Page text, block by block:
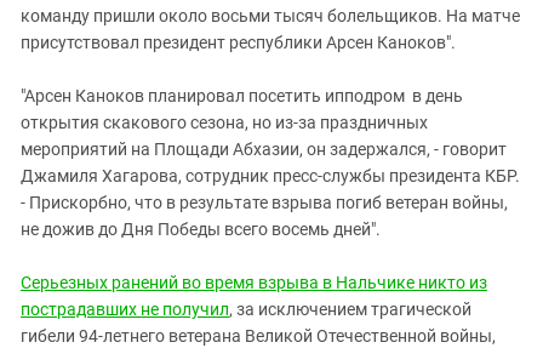
команду пришли около восьми тысяч болельщиков. На матче
присутствовал президент республики Арсен Каноков".
"Арсен Каноков планировал посетить ипподром в день
открытия скакового сезона, но из-за праздничных
мероприятий на Площади Абхазии, он задержался, - говорит
Джамиля Хагарова, сотрудник пресс-службы президента КБР.
- Прискорбно, что в результате взрыва погиб ветеран войны,
не дожив до Дня Победы всего восемь дней".
Серьезных ранений во время взрыва в Нальчике никто из
пострадавших не получил, за исключением трагической
гибели 94-летнего ветерана Великой Отечественной войны,